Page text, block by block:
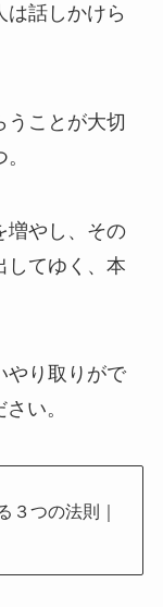
は話しかけら
うことが大切
増やし、その
してゆく、本
やり取りがで
い。
３つの法則｜